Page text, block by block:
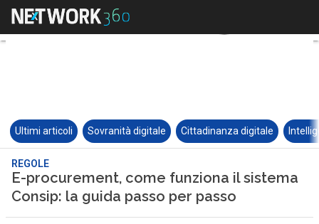
Ultimi articoli Sovranità digitale Cittadinanza digitale
REGOLE
E-procurement, come funziona il sistema
Consip: la guida passo per passo